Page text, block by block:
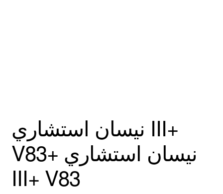
نيسان استشاري III+
V83+ نيسان استشاري
III+ V83